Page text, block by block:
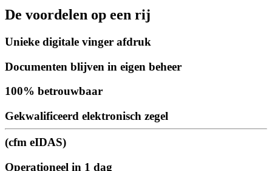
De voordelen op een rij
Unieke digitale vinger afdruk
Documenten blijven in eigen beheer
100% betrouwbaar
Gekwalificeerd elektronisch zegel
(cfm eIDAS)
Operationeel in 1 dag